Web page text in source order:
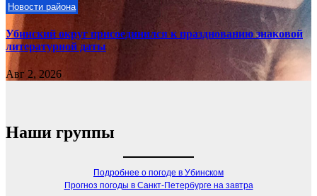
Новости района
Убинский округ присоединился к празднованию знаковой
литературной даты
Авг 2, 2026
Наши группы
Подробнее о погоде в Убинском
Прогноз погоды в Санкт-Петербурге на завтра